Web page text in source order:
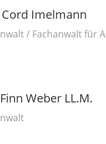
Cord Imelmann
/ Fachanwalt für
Weber LL.M.